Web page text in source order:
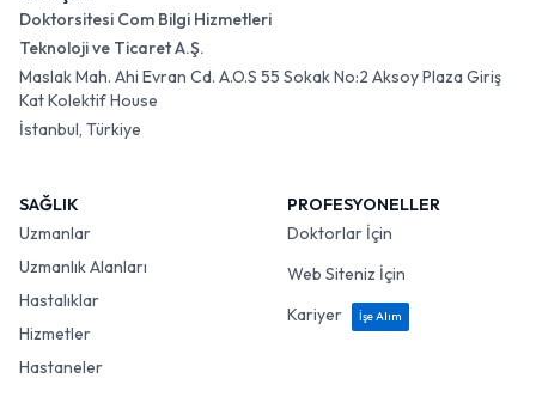
Doktorsitesi Com Bilgi Hizmetleri
Teknoloji ve Ticaret A.Ş.
Maslak Mah. Ahi Evran Cd. A.O.S 55 Sokak No:2 Aksoy Plaza Giriş
Kat Kolektif House
İstanbul, Türkiye
SAĞLIK
Uzmanlar
Uzmanlık Alanları
Hastalıklar
Hizmetler
Hastaneler
PROFESYONELLER
Doktorlar İçin
Web Siteniz İçin
Kariyer
İşe Alım